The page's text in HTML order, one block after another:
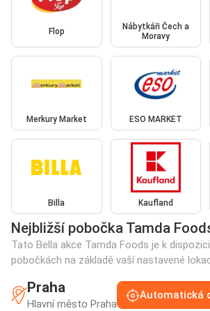
Flop
Nábytkáři Čech a
Moravy
Merkury Market ESO MARKET
Billa Kaufland
Nejbližší pobočka Tamda
Tato Bella akce Tamda Foods je k
pobočkách na základě vaší nastavené
Praha
Hlavní město Praha
Automatická